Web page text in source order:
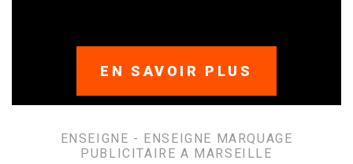
EN SAVOIR PLUS
ENSEIGNE - ENSEIGNE MARQUAGE
PUBLICITAIRE A MARSEILLE